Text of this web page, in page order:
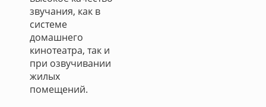
звучания, как в
системе
домашнего
кинотеатра, так и
при озвучивании
жилых
помещений.